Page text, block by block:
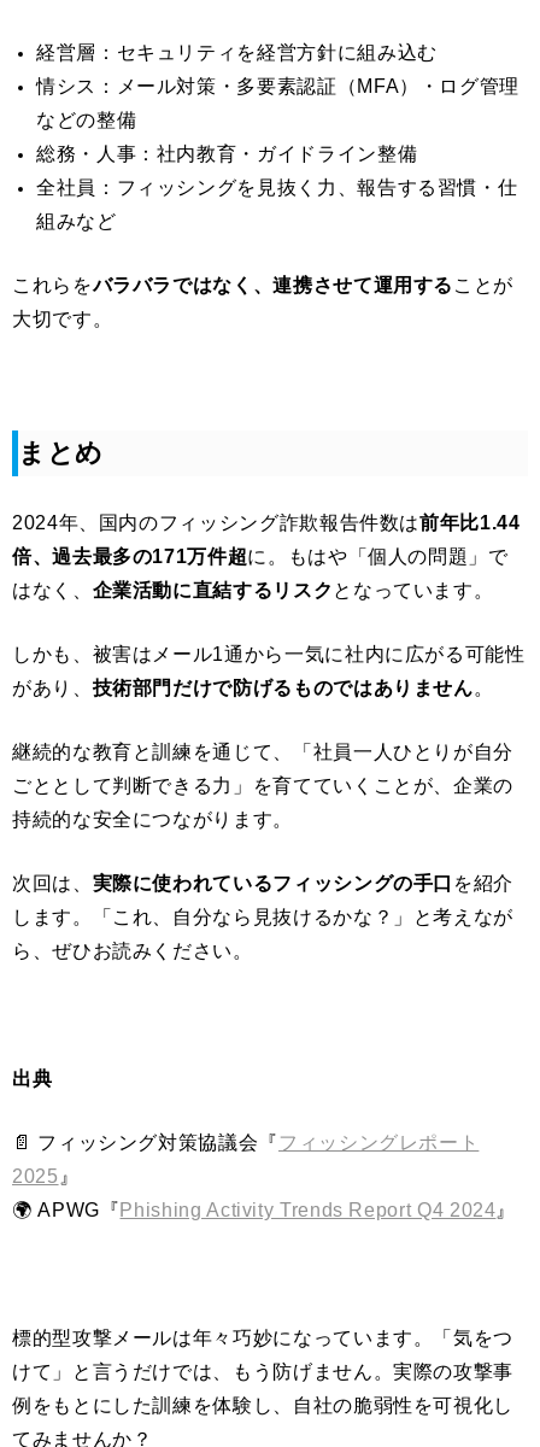
経営層：セキュリティを経営方針に組み込む
情シス：メール対策・多要素認証（MFA）・ログ管理
などの整備
総務・人事：社内教育・ガイドライン整備
全社員：フィッシングを見抜く力、報告する習慣・仕
組みなど
これらをバラバラではなく、連携させて運用する ことが
大切です。
まとめ
2024年、国内のフィッシング詐欺報告件数は前年比1.44
倍、過去最多の171万件超に。もはや「個人の問題」で
はなく、 企業活動に直結するリスク となっています。
しかも、被害はメール1通から一気に社内に広がる可能性
があり、 技術部門だけで防げるものではありません。
継続的な教育と訓練を通じて、「社員一人ひとりが自分
ごととして判断できる力」を育てていくことが、企業の
持続的な安全につながります。
次回は、 実際に使われているフィッシングの手口 を紹介
します。
「これ、自分なら見抜けるかな？」と考えなが
ら、ぜひお読みください。
出典
📄 フィッシング対策協議会『 フィッシングレポート
2025 』
​​​​​​​🌍 APWG『 Phishing Activity Trends Report Q4 2024 』
標的型攻撃メールは年々巧妙になっています。「気をつ
けて」と言うだけでは、もう防げません。実際の攻撃事
例をもとにした訓練を体験し、自社の脆弱性を可視化し
てみませんか？